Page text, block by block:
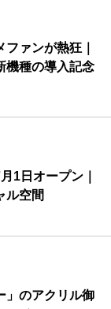
ァンが熱狂｜
機種の導入記念
1日オープン｜
ル空間
」のアクリル御